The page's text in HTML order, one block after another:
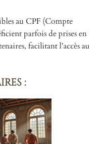
au CPF (Compte
parfois de prises en
facilitant l’accès au
: